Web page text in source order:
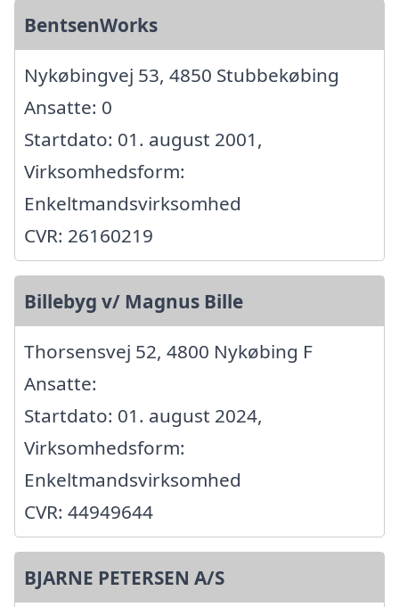
BentsenWorks
Nykøbingvej 53, 4850 Stubbekøbing
Ansatte: 0
Startdato: 01. august 2001,
Virksomhedsform:
Enkeltmandsvirksomhed
CVR: 26160219
Billebyg v/ Magnus Bille
Thorsensvej 52, 4800 Nykøbing F
Ansatte:
Startdato: 01. august 2024,
Virksomhedsform:
Enkeltmandsvirksomhed
CVR: 44949644
BJARNE PETERSEN A/S